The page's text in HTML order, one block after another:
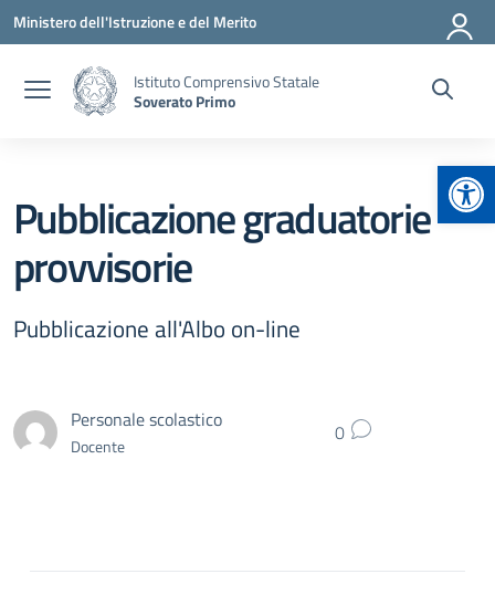
Vai ai contenuti
Vai al menu di navigazione
Vai al footer
Ministero dell'Istruzione e del Merito
Istituto Comprensivo Statale
Soverato Primo
Pubblicazione graduatorie
provvisorie
Pubblicazione all'Albo on-line
Personale scolastico
Docente 0